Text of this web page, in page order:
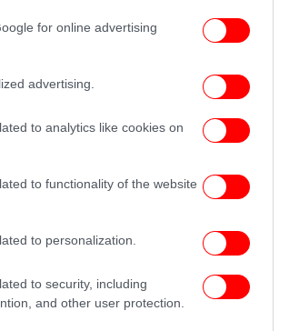
for online advertising
advertising.
to analytics like cookies on
to functionality of the website
to personalization.
to security, including
and other user protection.
επόμενου
των
καρφιά κατά